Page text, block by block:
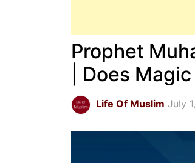
Prophet
| Does
Life Of Muslim July